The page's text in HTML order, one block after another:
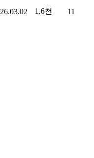
26.03.02 1.6천 11